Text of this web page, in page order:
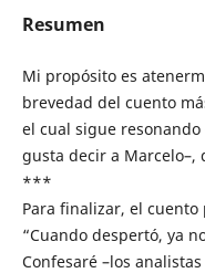
Resumen
Mi propósito es
brevedad del cuento
el cual sigue
gusta decir a Marcelo–,
***
Para finalizar, el cuento
“Cuando despertó, ya
Confesaré –los